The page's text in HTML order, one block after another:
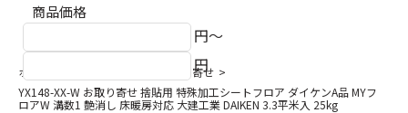
商品価格
円～
円
ホーム
ダイケンA品フロアお取り寄せ
YX148-XX-W お取り寄せ 捨貼用 特殊加工シートフロア ダイケンA品 MYフ
ロアW 溝数1 艶消し 床暖房対応 大建工業 DAIKEN 3.3平米入 25kg